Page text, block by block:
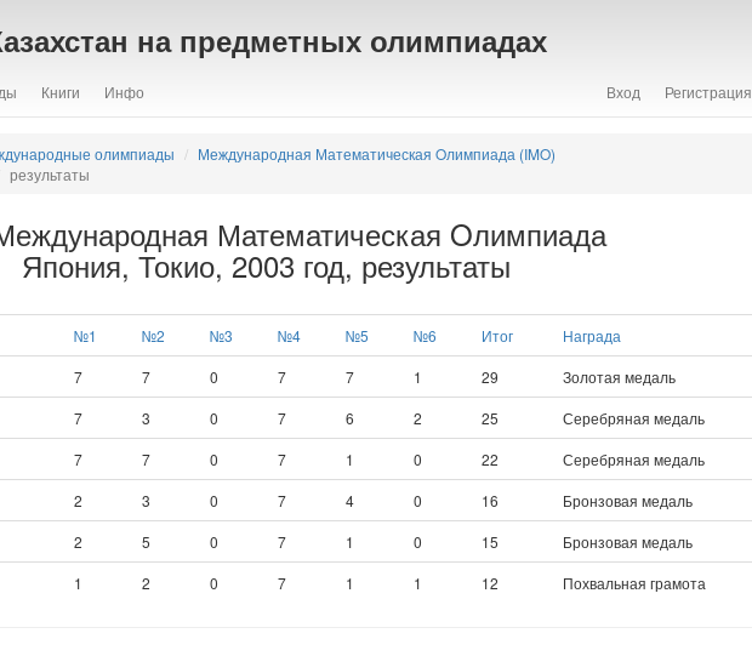
на предметных олимпиадах
Книги Инфо Вход Регистрация
олимпиады
Международная Математическая Oлимпиада (IMO)
результаты
Математическая Oлимпиада
Япония, Токио, 2003 год, результаты
№1 №2 №3 №4 №5 №6 Итог
Награда
7 7 0 7 7 1 29
Золотая медаль
7 3 0 7 6 2 25
Серебряная медаль
7 7 0 7 1 0 22
Серебряная медаль
2 3 0 7 4 0 16
Бронзовая медаль
2 5 0 7 1 0 15
Бронзовая медаль
1 2 0 7 1 1 12 Похвальная грамота